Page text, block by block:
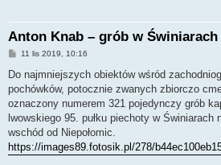
Anton Knab – grób w Świniarach
P
s
11 lis 2019, 10:16
Do najmniejszych obiektów wśród
pochówków, potocznie zwanych zbiorczo
oznaczony numerem 321 pojedynczy grób
lwowskiego 95. pułku piechoty w Świniarach
wschód od Niepołomic.
https://images89.fotosik.pl/278/